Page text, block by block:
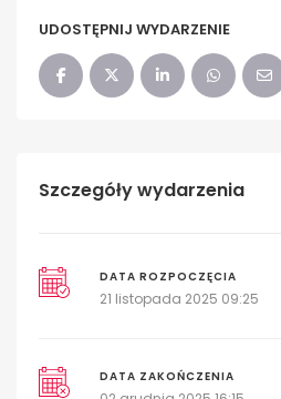
UDOSTĘPNIJ WYDARZENIE
Szczegóły wydarzenia
DATA ROZPOCZĘCIA
21 listopada 2025 09:25
DATA ZAKOŃCZENIA